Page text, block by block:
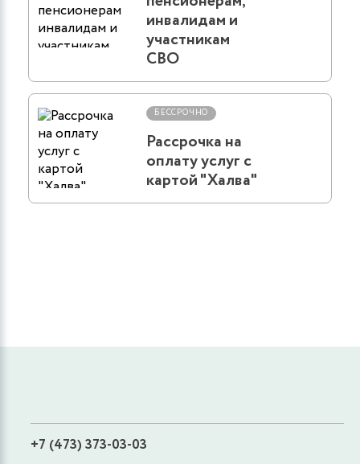
инвалидам и
участникам
СВО
БЕССРОЧНО
Рассрочка на
оплату услуг с
картой "Халва"
+7 (473) 373-03-03